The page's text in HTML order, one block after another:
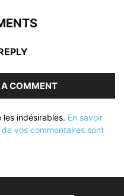
A COMMENT
indésirables. En savoir
vos commentaires sont